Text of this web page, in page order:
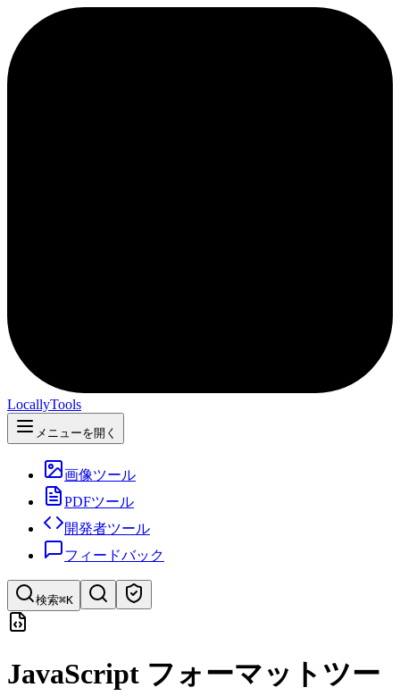
LocallyTools
メニューを開く
画像ツール
PDFツール
開発者ツール
フィードバック
検索⌘K
ツールを素早く検索
JavaScript フォーマットツー